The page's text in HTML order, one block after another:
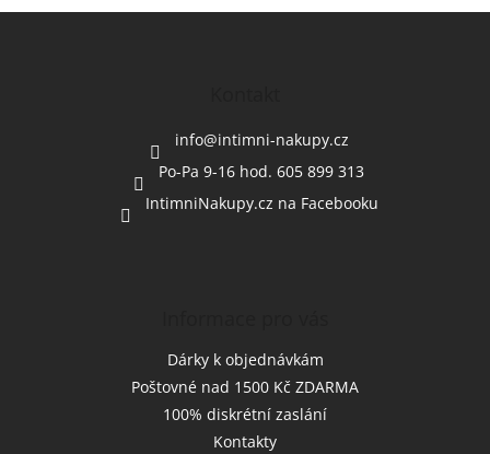
info@intimni-nakupy.cz
Po-Pa 9-16 hod. 605 899 313
IntimniNakupy.cz na Facebooku
Dárky k objednávkám
Poštovné nad 1500 Kč ZDARMA
100% diskrétní zaslání
Kontakty